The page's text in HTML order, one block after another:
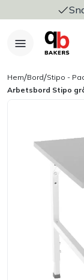
Bakers Pureline
Bageriplåtar
Stickvagnar
Utensilier
Hem/Bord/Stipo -
Arbetsbord Stipo